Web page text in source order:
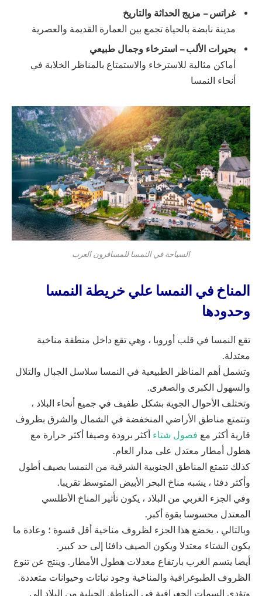
غراتس – مزيج الحداثة والتاريخ
مدينة نابضة بالحياة تجمع بين العمارة القديمة والعصرية
بحيرات الألب – استرخاء وجمال طبيعي
أماكن مثالية للاسترخاء والاستمتاع بالمناظر الخلابة في
أنحاء النمسا
السياحة في النمسا للمسافرون العرب
المناخ في النمسا علي خريطة النمسا
وحدودها
تقع النمسا في قلب أوروبا ، وهي تقع داخل منطقة مناخية
معتدلة.
وتشمل أهم المناظر الطبيعية في النمسا سلاسل الجبال والتلال
والسهول الكبرى والصغرى.
وتختلف الأحوال الجوية بشكل طفيف في جميع أنحاء البلاد ،
وتتمتع مناطق الأراضي المنخفضة في الشمال والشرق بظروف
قارية أكثر مع فصول شتاء أكثر برودة وصيفا أكثر حرارة مع
هطول أمطار معتدل على مدار العام.
كذلك تتمتع المناطق الجنوبية الشرقية من النمسا بصيف أطول
وأكثر دفئا ، يشبه مناخ البحر الأبيض المتوسط ​​تقريبا.
وفي الجزء الغربي من البلاد ، يكون تأثير المناخ الأطلسي
المعتدل محسوسا بقوة أكبر.
وبالتالي ، يخضع هذا الجزء لظروف مناخية أقل قسوة ؛ وعادة ما
يكون الشتاء معتدلا ويكون الصيف دافئا إلى حد كبير.
أيضا يتسم الغرب بارتفاع معدلات هطول الأمطار. وينتج عن تنوع
الظروف الطبوغرافية والمناخية وجود نباتات وحيوانات متعددة.
وتؤدي السمات الجغرافية في المناطق الجبلية من البلاد إلى